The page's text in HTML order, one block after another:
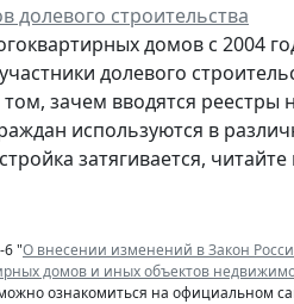
долевого строительства
домов с 2004
долевого
зачем вводятся
используются в
затягивается,
6 "О внесении изменений в Закон
домов и иных объектов
ознакомиться на официальном